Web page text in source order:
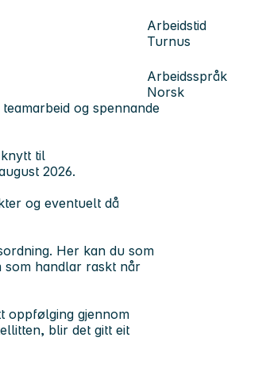
Arbeidstid
Turnus
Arbeidsspråk
Norsk
og spennande
til
2026.
og eventuelt då
Her kan du som
som handlar raskt når
oppfølging gjennom
blir det gitt eit